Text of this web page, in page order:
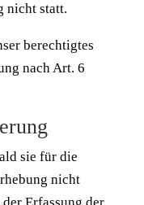
nicht statt.
berechtigtes
nach Art. 6
sie für die
nicht